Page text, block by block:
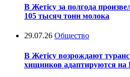
В Жетісу за полгода
105 тысяч тонн молока
29.07.26 Общество
В Жетісу возрождают
хищников адаптируются на